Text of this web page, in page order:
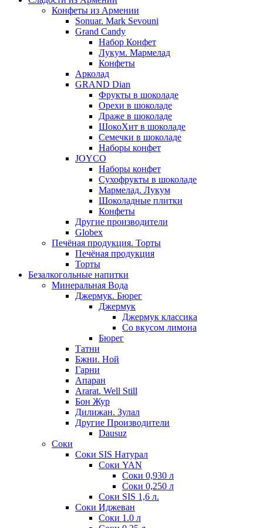
Конфеты из Армении
Sonuar. Mark Sevouni
Grand Candy
Набор Конфет
Лукум. Мармелад
Конфеты
Арколад
GRAND Dian
Фрукты в шоколаде
Орехи в шоколаде
Драже в шоколаде
ШокоХит в шоколаде
Семечки в шоколаде
Наборы конфет
JOYCO
Наборы конфет
Сухофрукты в шоколаде
Мармелад. Лукум
Шоколадные плитки
Конфеты
Другие производители
Globex
Печёная продукция. Торты
Печёная продукция
Торты
Безалкогольные напитки
Минеральная Вода
Джермук. Бюрег
Джермук
Джермук классика
Со вкусом лимона
Бюрег
Татни
Бжни. Ной
Гарни
Апаран
Ararat. Well Still
Бон Жур
Дилижан. Зулал
Другие Производители
Dausuz
Соки
Соки SIS Натурал
Соки YAN
Соки 0,930 л
Соки 0,250 л
Соки SIS 1,6 л.
Соки Иджеван
Соки 1.0 л